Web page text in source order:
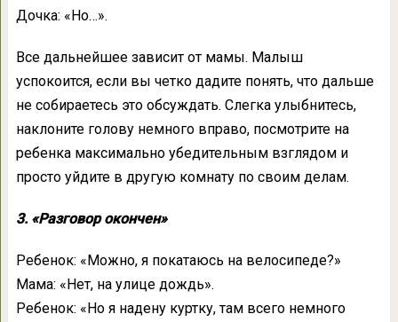
Дочка: «Но…».
Все дальнейшее зависит от мамы. Малыш
успокоится, если вы четко дадите понять, что дальше
не собираетесь это обсуждать. Слегка улыбнитесь,
наклоните голову немного вправо, посмотрите на
ребенка максимально убедительным взглядом и
просто уйдите в другую комнату по своим делам.
3. «Разговор окончен»
Ребенок: «Можно, я покатаюсь на велосипеде?»
Мама: «Нет, на улице дождь».
Ребенок: «Но я надену куртку, там всего немного